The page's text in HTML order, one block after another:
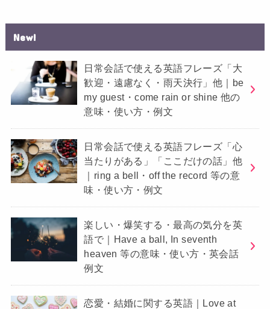
New!
日常会話で使える英語フレーズ「大
歓迎・遠慮なく・雨天決行」他｜be
my guest・come rain or shine 他の
意味・使い方・例文
日常会話で使える英語フレーズ「心
当たりがある」「ここだけの話」他
｜ring a bell・off the record 等の意
味・使い方・例文
楽しい・爆笑する・最高の気分を英
語で｜Have a ball, In seventh
heaven 等の意味・使い方・英会話
例文
恋愛・結婚に関する英語｜Love at